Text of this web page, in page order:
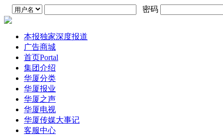
密码
本报独家深度报道
广告商城
首页Portal
集团介绍
华厦分类
华厦报业
华厦之声
华厦电视
华厦传媒大事记
客服中心